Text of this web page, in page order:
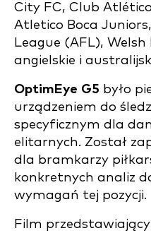
City FC, Club
Atletico Boca
League (AFL),
angielskie i
OptimEye G5 było
urządzeniem do
specyficznym dla
elitarnych. Został
dla bramkarzy
konkretnych analiz
wymagań tej pozycji.
Film